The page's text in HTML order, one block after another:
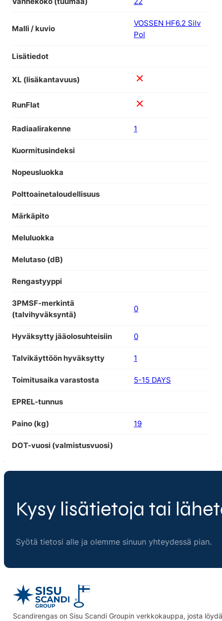
Malli / kuvio
VOSSEN HF6.2 Silv
Pol
Lisätiedot
XL (lisäkantavuus)
RunFlat
Radiaalirakenne 1
Kuormitusindeksi
Nopeusluokka
Polttoainetaloudellisuus
Märkäpito
Meluluokka
Melutaso (dB)
Rengastyyppi
3PMSF-merkintä
(talvihyväksyntä)
0
Hyväksytty jääolosuhteisiin 0
Talvikäyttöön hyväksytty 1
Toimitusaika varastosta 5-15 DAYS
EPREL-tunnus
Paino (kg) 19
DOT-vuosi (valmistusvuosi)
Kysy lisätietoja tai
Syötä tietosi alle ja olemme sinuun yhteydessä pian.
Scandirengas on Sisu Scandi Groupin verkkokauppa, josta